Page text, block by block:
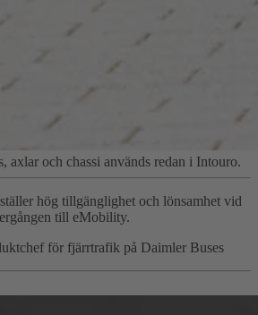
axlar och chassi används redan i Intouro.
hög tillgänglighet och lönsamhet vid
till eMobility.
för fjärrtrafik på Daimler Buses